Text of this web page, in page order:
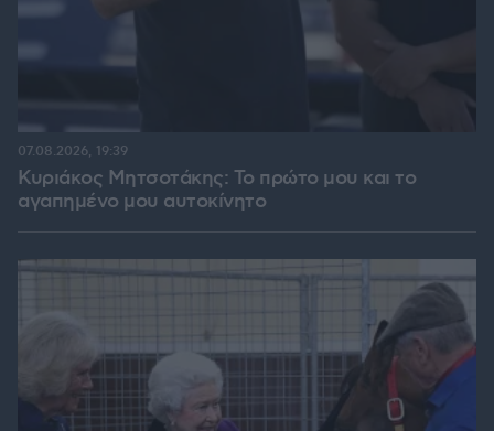
Κυριάκος Μητσοτάκης: Το πρώτο μου και το
αγαπημένο μου αυτοκίνητο
07.08.2026, 19:39